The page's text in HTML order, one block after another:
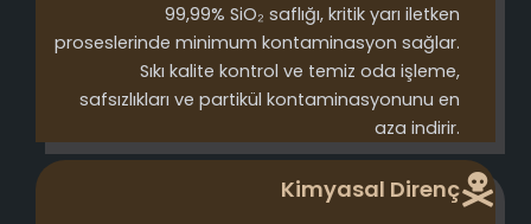
99,99% SiO₂ saflığı, kritik yarı iletken
proseslerinde minimum kontaminasyon sağlar.
Sıkı kalite kontrol ve temiz oda işleme,
safsızlıkları ve partikül kontaminasyonunu en
aza indirir.
Kimyasal Direnç